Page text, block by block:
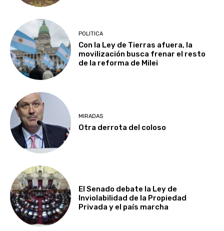
POLITICA
Con la Ley de Tierras afuera, la
movilización busca frenar el resto
de la reforma de Milei
MIRADAS
Otra derrota del coloso
El Senado debate la Ley de
Inviolabilidad de la Propiedad
Privada y el país marcha